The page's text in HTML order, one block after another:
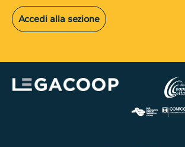
Accedi alla sezione